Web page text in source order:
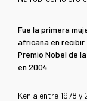
Fue la primera
africana en recibir
Premio Nobel de
en 2004
Kenia entre 1978